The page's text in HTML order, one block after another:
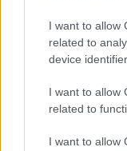
I want to allow
related to
device
I want to allow
related to
I want to allow